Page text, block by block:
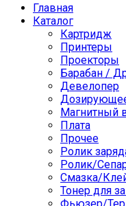
Главная
Каталог
Картридж
Принтеры
Проекторы
Барабан /
Девелопер
Магнитный
Плата
Прочее
Ролик
Ролик/
Смазка/
Тонер для
Фьюзер/